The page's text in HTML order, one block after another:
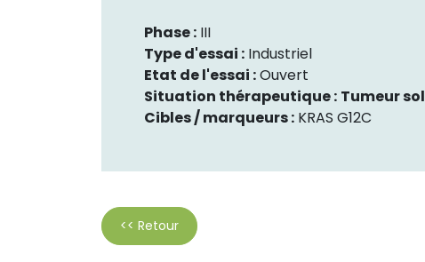
Phase : III
Type d'essai : Industriel
Etat de l'essai :Ouvert
Situation thérapeutique : Tumeur
Cibles / marqueurs : KRAS G12C
<< Retour